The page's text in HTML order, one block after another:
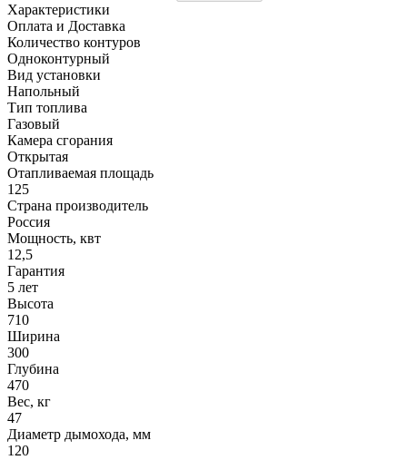
Характеристики
Оплата и Доставка
Количество контуров
Одноконтурный
Вид установки
Напольный
Тип топлива
Газовый
Камера сгорания
Открытая
Отапливаемая площадь
125
Страна производитель
Россия
Мощность, квт
12,5
Гарантия
5 лет
Высота
710
Ширина
300
Глубина
470
Вес, кг
47
Диаметр дымохода, мм
120